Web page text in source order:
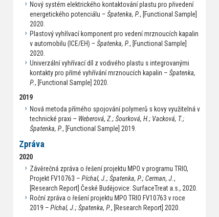
Nový systém elektrického kontaktování plastu pro přivedení
energetického potenciálu – Špatenka, P., [Functional Sample]
2020.
Plastový vyhřívací komponent pro vedení mrznoucích kapalin
v automobilu (ICE/EH) – Špatenka, P., [Functional Sample]
2020.
Univerzální vyhřívací díl z vodivého plastu s integrovanými
kontakty pro přímé vyhřívání mrznoucích kapalin – Špatenka,
P., [Functional Sample] 2020.
2019
Nová metoda přímého spojování polymerů s kovy využitelná v
technické praxi – Weberová, Z.; Šourková, H.; Vacková, T.;
Špatenka, P., [Functional Sample] 2019.
Zpráva
2020
Závěrečná zpráva o řešení projektu MPO v programu TRIO,
Projekt FV10763 – Píchal, J.; Špatenka, P.; Cerman, J.,
[Research Report] České Budějovice: SurfaceTreat a.s., 2020.
Roční zpráva o řešení projektu MPO TRIO FV10763 v roce
2019 – Píchal, J.; Špatenka, P., [Research Report] 2020.